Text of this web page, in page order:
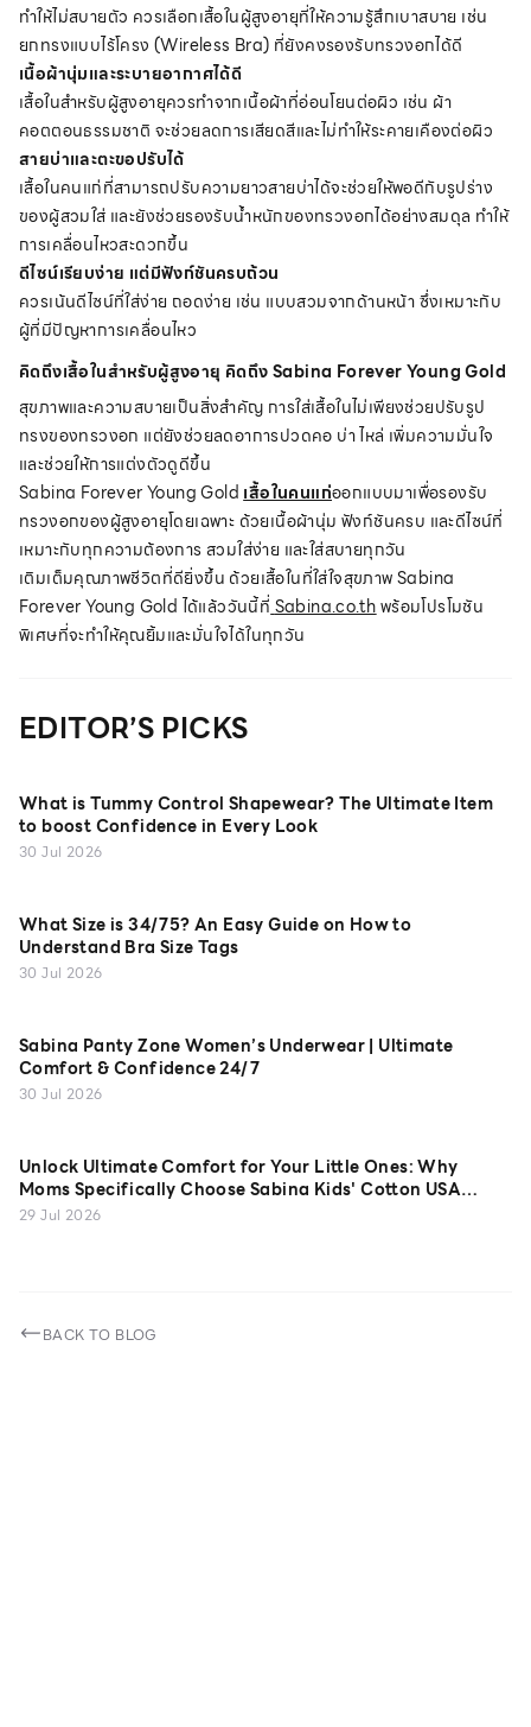
ทำให้ไม่สบายตัว ควรเลือกเสื้อในผู้สูงอายุที่ให้ความรู้สึกเบาสบาย เช่น
ยกทรงแบบไร้โครง (Wireless Bra) ที่ยังคงรองรับทรวงอกได้ดี
เนื้อผ้านุ่มและระบายอากาศได้ดี
เสื้อในสำหรับผู้สูงอายุควรทำจากเนื้อผ้าที่อ่อนโยนต่อผิว เช่น ผ้า
คอตตอนธรรมชาติ จะช่วยลดการเสียดสีและไม่ทำให้ระคายเคืองต่อผิว
สายบ่าและตะขอปรับได้
เสื้อในคนแก่ที่สามารถปรับความยาวสายบ่าได้จะช่วยให้พอดีกับรูปร่าง
ของผู้สวมใส่ และยังช่วยรองรับน้ำหนักของทรวงอกได้อย่างสมดุล ทำให้
การเคลื่อนไหวสะดวกขึ้น
ดีไซน์เรียบง่าย แต่มีฟังก์ชันครบถ้วน
ควรเน้นดีไซน์ที่ใส่ง่าย ถอดง่าย เช่น แบบสวมจากด้านหน้า ซึ่งเหมาะกับ
ผู้ที่มีปัญหาการเคลื่อนไหว
คิดถึงเสื้อในสำหรับผู้สูงอายุ คิดถึง Sabina Forever Young Gold
สุขภาพและความสบายเป็นสิ่งสำคัญ การใส่เสื้อในไม่เพียงช่วยปรับรูป
ทรงของทรวงอก แต่ยังช่วยลดอาการปวดคอ บ่า ไหล่ เพิ่มความมั่นใจ
และช่วยให้การแต่งตัวดูดีขึ้น
Sabina Forever Young Gold เสื้อในคนแก่ออกแบบมาเพื่อรองรับ
ทรวงอกของผู้สูงอายุโดยเฉพาะ ด้วยเนื้อผ้านุ่ม ฟังก์ชันครบ และดีไซน์ที่
เหมาะกับทุกความต้องการ สวมใส่ง่าย และใส่สบายทุกวัน
เติมเต็มคุณภาพชีวิตที่ดียิ่งขึ้น ด้วยเสื้อในที่ใส่ใจสุขภาพ Sabina
Forever Young Gold ได้แล้ววันนี้ที่ Sabina.co.thพร้อมโปรโมชัน
พิเศษที่จะทำให้คุณยิ้มและมั่นใจได้ในทุกวัน
EDITOR’S PICKS
What is Tummy Control Shapewear? The Ultimate Item
to boost Confidence in Every Look
30 Jul 2026
What Size is 34/75? An Easy Guide on How to
Understand Bra Size Tags
30 Jul 2026
Sabina Panty Zone Women’s Underwear | Ultimate
Comfort & Confidence 24/7
30 Jul 2026
Unlock Ultimate Comfort for Your Little Ones: Why
Moms Specifically Choose Sabina Kids' Cotton USA
Camisoles
29 Jul 2026
BACK TO BLOG